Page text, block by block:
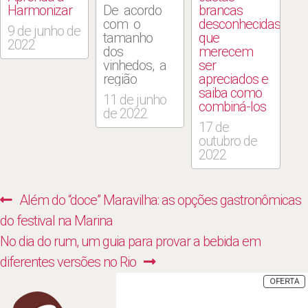
Harmonizar
9 de junho de
2022
De acordo
com o
tamanho
dos
vinhedos, a
região
vinícola
Argentina
está entre
mudou
muito nos
últimos
anos, pelo
que estes
vinhos
11 de junho
de 2022
brancas
desconhecidas
que
merecem
ser
apreciados e
saiba como
combiná-los
17 de
outubro de
2022
Navegação
de
Post
Previous
post:
Além do “doce” Maravilha: as opções gastronômicas
do festival na Marina
Next
post:
No dia do rum, um guia para provar a bebida em
diferentes versões no Rio
OFERTA